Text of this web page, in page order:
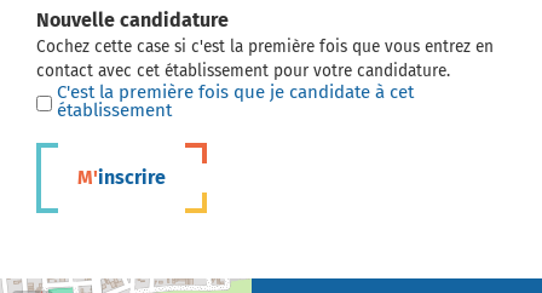
Nouvelle candidature
Cochez cette case si c'est la première fois que vous entrez en
contact avec cet établissement pour votre candidature.
C'est la première fois que je candidate à cet
établissement
M'inscrire